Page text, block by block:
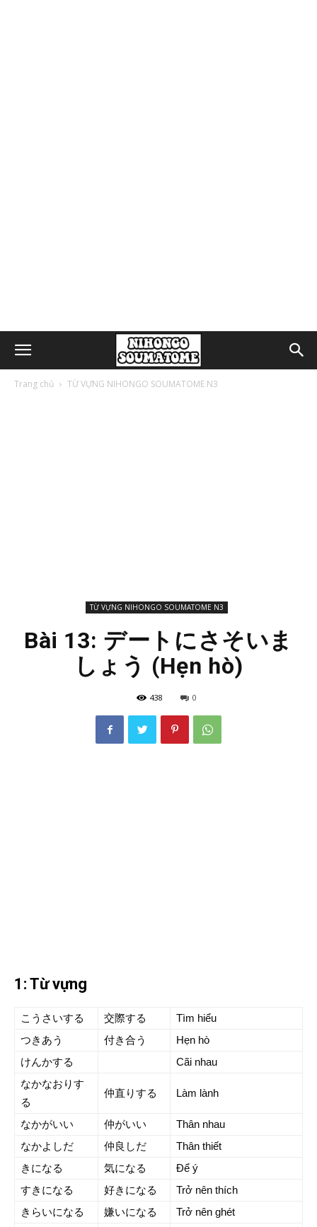
Trang chủ TỪ VỰNG NIHONGO SOUMATOME N3
TỪ VỰNG NIHONGO SOUMATOME N3
Bài 13: デートにさそいま
しょう (Hẹn hò)
438 0
1: Từ vựng
こうさいする 交際する
Tìm hiểu
つきあう
付き合う
Hẹn hò
けんかする
Cãi nhau
なかなおりす
る
仲直りする Làm lành
なかがいい 仲がいい
Thân nhau
なかよしだ
仲良しだ
Thân thiết
きになる
気になる
Để ý
すきになる
好きになる
Trở nên thích
きらいになる
嫌いになる
Trở nên ghét